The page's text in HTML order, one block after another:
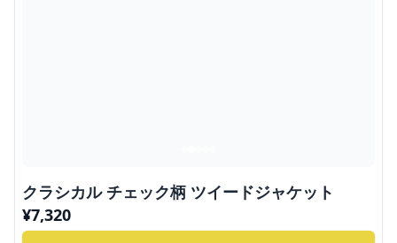
クラシカル チェック柄 ツイードジャケット
¥7,320